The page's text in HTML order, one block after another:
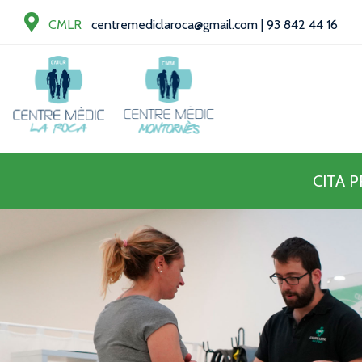
CMLR centremediclaroca@gmail.com | 93 842 44 16
CITA